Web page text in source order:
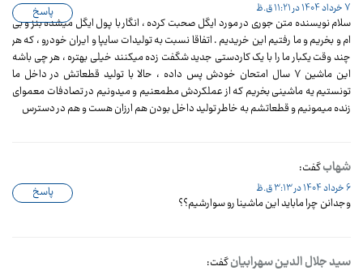
7 خرداد 1404 در 11:21 ق.ظ
سلام نویسنده متن جوری در مورد ایگل صحبت کرده ، انگار با پول ایگل میشده بنز و بی
ام و بخریم و ما رفتیم این خریدیم . اتفاقا نسبت به تولیدات سایپا و ایران خودرو ، که هر
چند وقت یکبار ما را با یک کاردستی جدید شگفت زده میکنند خیلی بهتره ، هر چی باشه
این ماشین ۷ سال امتحان خودش پس داده ، حالا با تولید قطعاتش در داخل ما
تونستیم یه ماشینی بخریم که از عملکردش مطمعنیم و میدونیم در تصادفات معموای
زنده میمونیم و قطعاتشم به خاطر تولید داخل بودن هم ارزان هست و هم در دسترس
پاسخ
شهابگفت:
6 خرداد 1404 در 3:13 ق.ظ
وجدانن چرا ماباید این ماشینا رو سوارشیم؟؟
پاسخ
سید جلال الدین سهرابیانگفت: